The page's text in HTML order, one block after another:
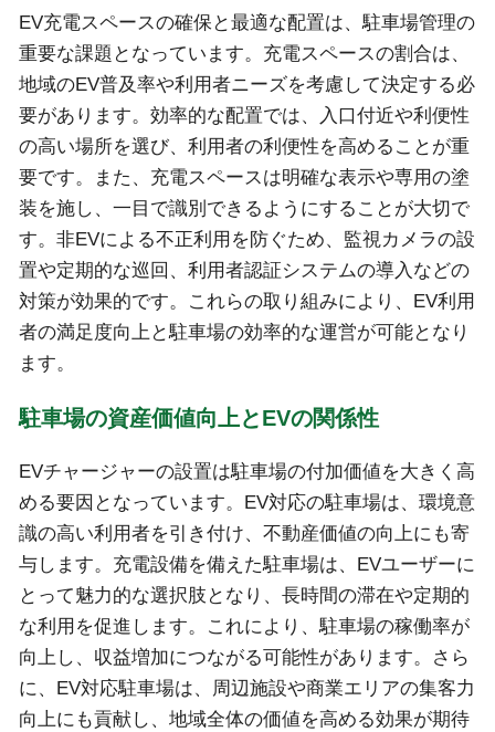
EV充電スペースの確保と最適な配置は、駐車場管理の
重要な課題となっています。充電スペースの割合は、
地域のEV普及率や利用者ニーズを考慮して決定する必
要があります。効率的な配置では、入口付近や利便性
の高い場所を選び、利用者の利便性を高めることが重
要です。また、充電スペースは明確な表示や専用の塗
装を施し、一目で識別できるようにすることが大切で
す。非EVによる不正利用を防ぐため、監視カメラの設
置や定期的な巡回、利用者認証システムの導入などの
対策が効果的です。これらの取り組みにより、EV利用
者の満足度向上と駐車場の効率的な運営が可能となり
ます。
駐車場の資産価値向上とEVの関係性
EVチャージャーの設置は駐車場の付加価値を大きく高
める要因となっています。EV対応の駐車場は、環境意
識の高い利用者を引き付け、不動産価値の向上にも寄
与します。充電設備を備えた駐車場は、EVユーザーに
とって魅力的な選択肢となり、長時間の滞在や定期的
な利用を促進します。これにより、駐車場の稼働率が
向上し、収益増加につながる可能性があります。さら
に、EV対応駐車場は、周辺施設や商業エリアの集客力
向上にも貢献し、地域全体の価値を高める効果が期待